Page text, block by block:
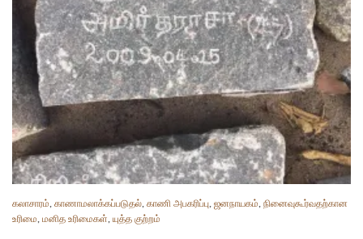
கலாசாரம், காணாமலாக்கப்படுதல், காணி அபகரிப்பு, ஜனநாயகம், நினைவுகூர்வதற்கான
உரிமை, மனித உரிமைகள், யுத்த குற்றம்